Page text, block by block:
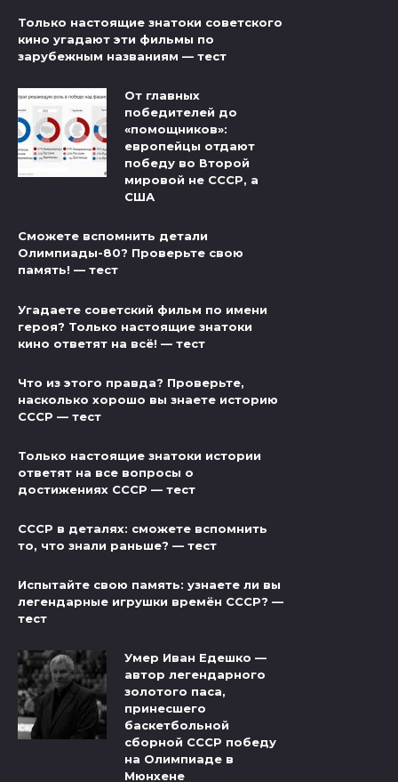
Только настоящие знатоки советского
кино угадают эти фильмы по
зарубежным названиям — тест
От главных
победителей до
«помощников»:
европейцы отдают
победу во Второй
мировой не СССР, а
США
Сможете вспомнить детали
Олимпиады-80? Проверьте свою
память! — тест
Угадаете советский фильм по имени
героя? Только настоящие знатоки
кино ответят на всё! — тест
Что из этого правда? Проверьте,
насколько хорошо вы знаете историю
СССР — тест
Только настоящие знатоки истории
ответят на все вопросы о
достижениях СССР — тест
СССР в деталях: сможете вспомнить
то, что знали раньше? — тест
Испытайте свою память: узнаете ли вы
легендарные игрушки времён СССР? —
тест
Умер Иван Едешко —
автор легендарного
золотого паса,
принесшего
баскетбольной
сборной СССР победу
на Олимпиаде в
Мюнхене